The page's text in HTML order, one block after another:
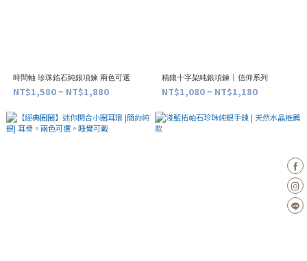
時間軸 珍珠鋯石純銀項鍊 兩色可選
NT$1,580 ~ NT$1,880
精鑲十字架純銀項鍊 | 信仰系列
NT$1,080 ~ NT$1,180